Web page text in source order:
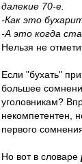
далекие 70-е.
-Как это
-А это когда
Нельзя не
Если "бухать"
большее
уголовникам?
некомпетентен,
первого
Но вот в словаре